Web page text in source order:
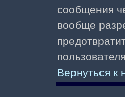
сообщения
вообще
Вернуться к